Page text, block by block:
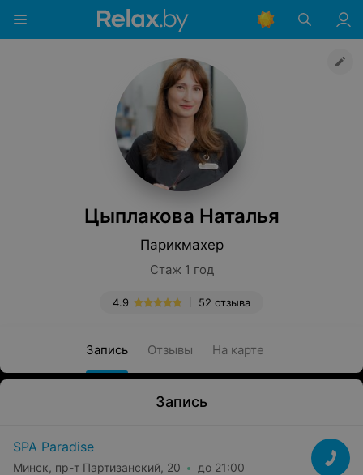
Цыплакова Наталья
Парикмахер
Стаж 1 год
52 отзыва
4.9
Запись Отзывы На карте
Запись
SPA Paradise
Минск, пр-т Партизанский, 20 до 21:00